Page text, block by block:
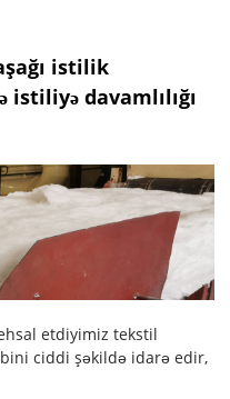
istilik
davamlılığı
etdiyimiz tekstil
ciddi şəkildə idarə edir,